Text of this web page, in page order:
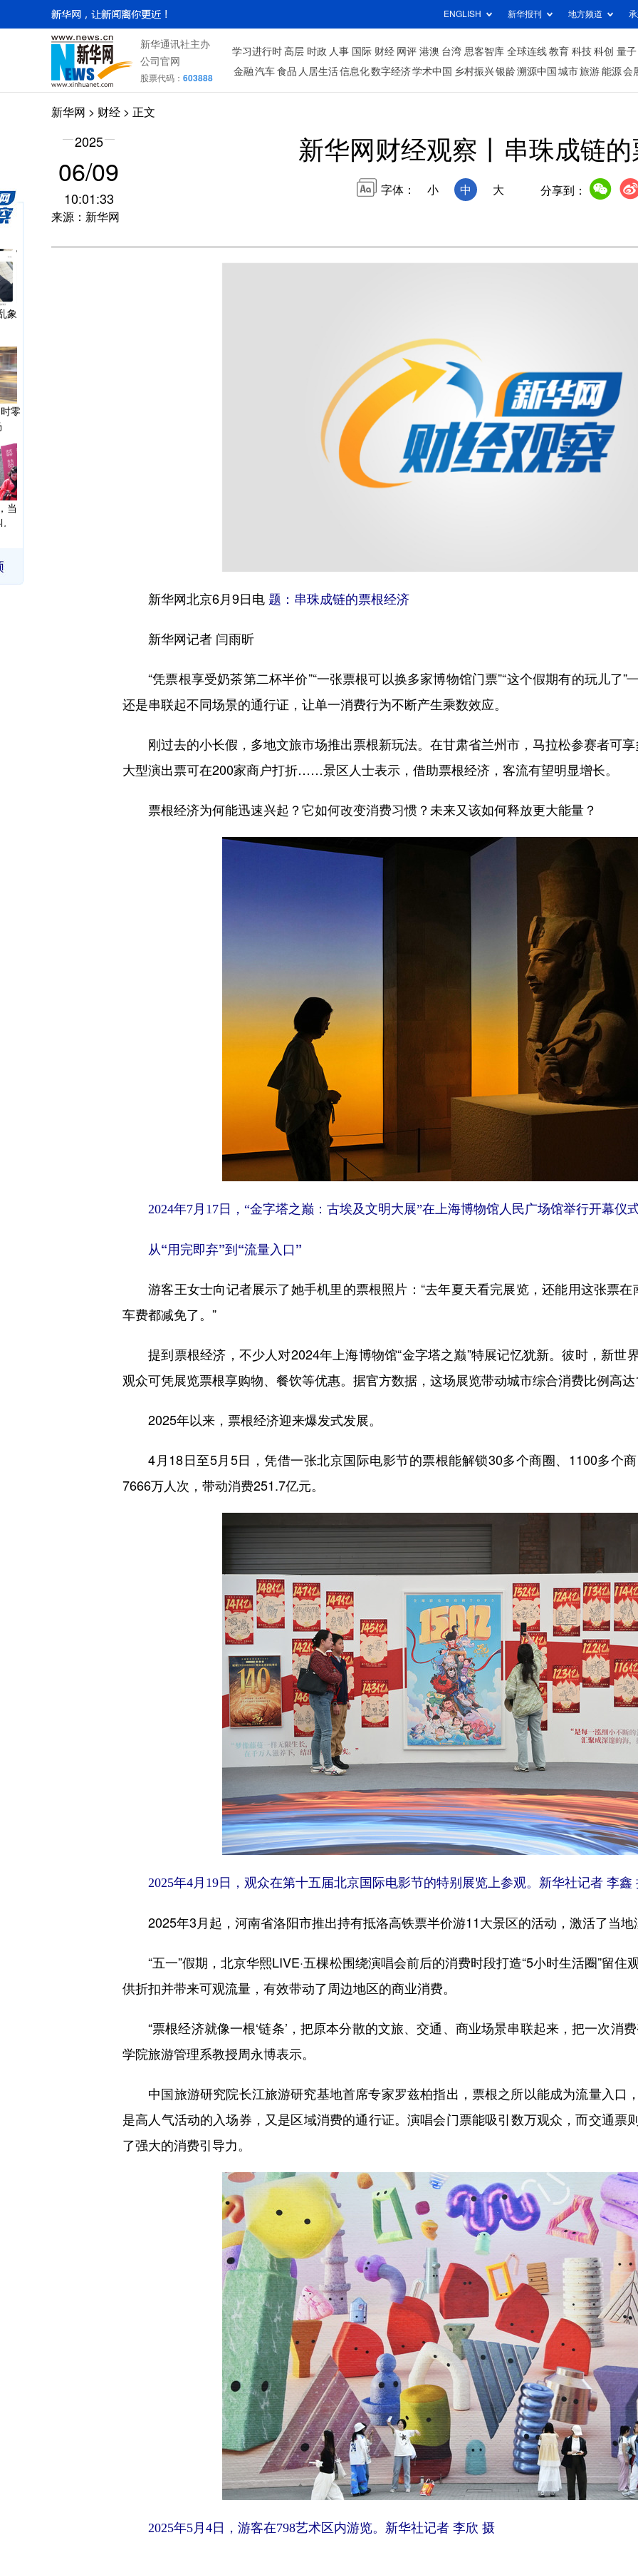
ENGLISH 新华报刊 地方频道
新华通讯社主办
公司官网
股票代码： 603888
学习进行时 高层 时政 人事 国际 财经 网评 港澳 台湾 思客智库 全球连线 教育 科技 科创 量子
金融 汽车 食品 人居生活信息化数字经济学术中国 乡村振兴银龄溯源中国 城市旅游 能源 会
新华网 > 财经 > 正文
2025
06/09
10:01:33
来源：新华网
新华网财经观察丨串珠成链
字体： 小 中 大 分享到：
新华网北京6月9日电 题：串珠成链的票根经济
新华网记者 闫雨昕
“凭票根享受奶茶第二杯半价”“一张票根可以换多家博物馆门票”“这个假期有的玩儿了
还是串联起不同场景的通行证，让单一消费行为不断产生乘数效应。
刚过去的小长假，多地文旅市场推出票根新玩法。在甘肃省兰州市，马拉松参赛者可享
大型演出票可在200家商户打折……景区人士表示，借助票根经济，客流有望明显增长。
票根经济为何能迅速兴起？它如何改变消费习惯？未来又该如何释放更大能量？
2024年7月17日，“金字塔之巅：古埃及文明大展”在上海博物馆人民广场馆举行开幕仪
从“用完即弃”到“流量入口”
游客王女士向记者展示了她手机里的票根照片：“去年夏天看完展览，还能用这张票在
车费都减免了。”
提到票根经济，不少人对2024年上海博物馆“金字塔之巅”特展记忆犹新。彼时，新世
观众可凭展览票根享购物、餐饮等优惠。据官方数据，这场展览带动城市综合消费比例高
2025年以来，票根经济迎来爆发式发展。
4月18日至5月5日，凭借一张北京国际电影节的票根能解锁30多个商圈、1100多个
7666万人次，带动消费251.7亿元。
2025年4月19日，观众在第十五届北京国际电影节的特别展览上参观。新华社记者 李鑫
2025年3月起，河南省洛阳市推出持有抵洛高铁票半价游11大景区的活动，激活了当地
“五一”假期，北京华熙LIVE·五棵松围绕演唱会前后的消费时段打造“5小时生活圈”留住
供折扣并带来可观流量，有效带动了周边地区的商业消费。
“票根经济就像一根‘链条’，把原本分散的文旅、交通、商业场景串联起来，把一次消
学院旅游管理系教授周永博表示。
中国旅游研究院长江旅游研究基地首席专家罗兹柏指出，票根之所以能成为流量入口
是高人气活动的入场券，又是区域消费的通行证。演唱会门票能吸引数万观众，而交通票
了强大的消费引导力。
2025年5月4日，游客在798艺术区内游览。新华社记者 李欣 摄
”
象
零
当